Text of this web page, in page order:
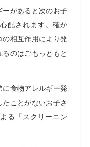
ーがあると次のお子
配されます。確か
相互作用により発
のはごもっともと
食物アレルギー発
ことがないお子さ
る「スクリーニン